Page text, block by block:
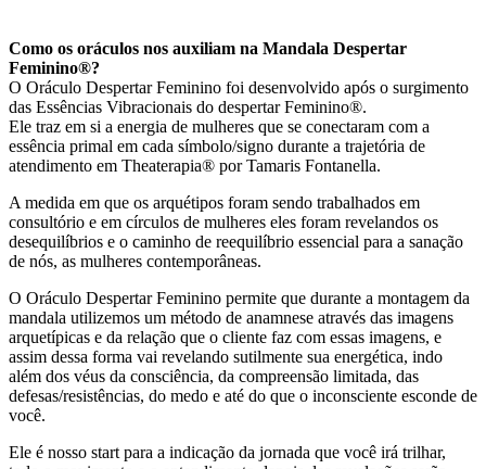
Como os oráculos nos auxiliam na Mandala Despertar
Feminino®?
O Oráculo Despertar Feminino foi desenvolvido após o surgimento
das Essências Vibracionais do despertar Feminino®.
Ele traz em si a energia de mulheres que se conectaram com a
essência primal em cada símbolo/signo durante a trajetória de
atendimento em Theaterapia® por Tamaris Fontanella.
A medida em que os arquétipos foram sendo trabalhados em
consultório e em círculos de mulheres eles foram revelandos os
desequilíbrios e o caminho de reequilíbrio essencial para a sanação
de nós, as mulheres contemporâneas.
O Oráculo Despertar Feminino permite que durante a montagem da
mandala utilizemos um método de anamnese através das imagens
arquetípicas e da relação que o cliente faz com essas imagens, e
assim dessa forma vai revelando sutilmente sua energética, indo
além dos véus da consciência, da compreensão limitada, das
defesas/resistências, do medo e até do que o inconsciente esconde de
você.
Ele é nosso start para a indicação da jornada que você irá trilhar,